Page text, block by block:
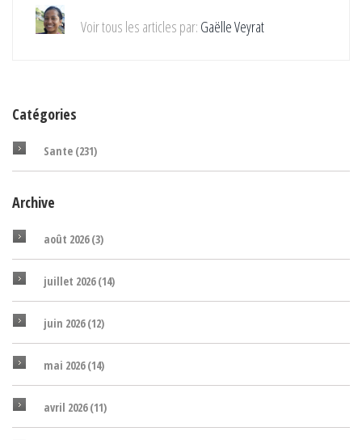
Voir tous les articles par: Gaëlle Veyrat
Catégories
Sante (231)
Archive
août 2026(3)
juillet 2026(14)
juin 2026(12)
mai 2026(14)
avril 2026(11)